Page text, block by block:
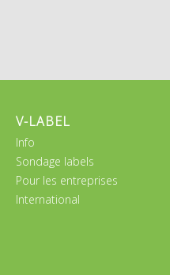
V-LABEL
Info
Sondage labels
Pour les entreprises
International